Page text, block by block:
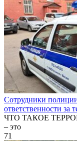
Сотрудники
ответственности за
ЧТО ТАКОЕ
– это
71